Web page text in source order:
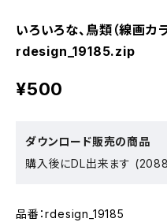
いろいろな、鳥類（線画カ
rdesign_19185.zip
¥500
ダウンロード販売の商品
購入後にDL出来ます
品番：rdesign_19185